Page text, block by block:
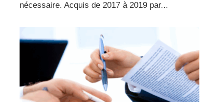
nécessaire. Acquis de 2017 à 2019 par...